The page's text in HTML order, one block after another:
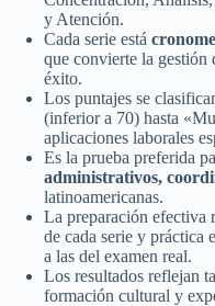
y Atención.
Cada serie está
que convierte la gestión
éxito.
Los puntajes se
(inferior a 70) hasta
aplicaciones laborales
Es la prueba preferida
administrativos,
latinoamericanas.
La preparación efectiva
de cada serie y práctica
a las del examen real.
Los resultados reflejan
formación cultural y